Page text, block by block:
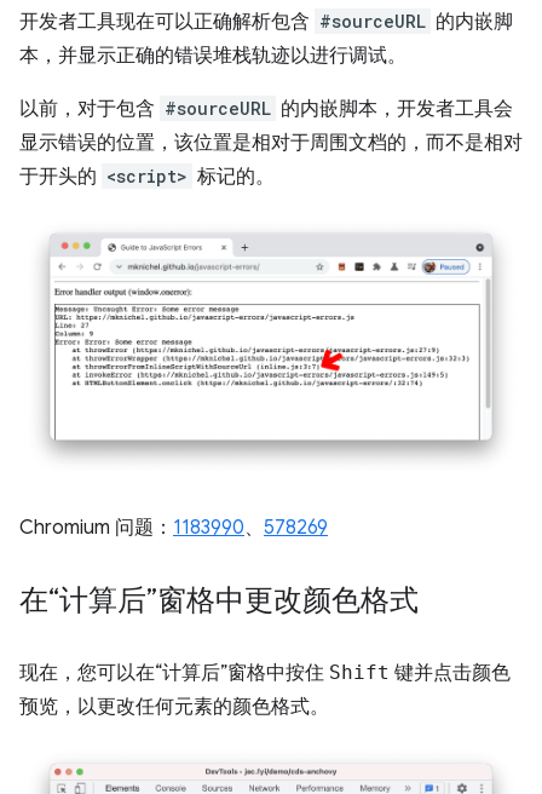
开发者工具现在可以正确解析包含 #sourceURL 的内嵌脚
本，并显示正确的错误堆栈轨迹以进行调试。
以前，对于包含 #sourceURL 的内嵌脚本，开发者工具会
显示错误的位置，该位置是相对于周围文档的，而不是相对
于开头的 <script> 标记的。
Chromium 问题： 1183990、 578269
在“计算后”窗格中更改颜色格式
现在，您可以在“计算后”窗格中按住 Shift 键并点击颜色
预览，以更改任何元素的颜色格式。